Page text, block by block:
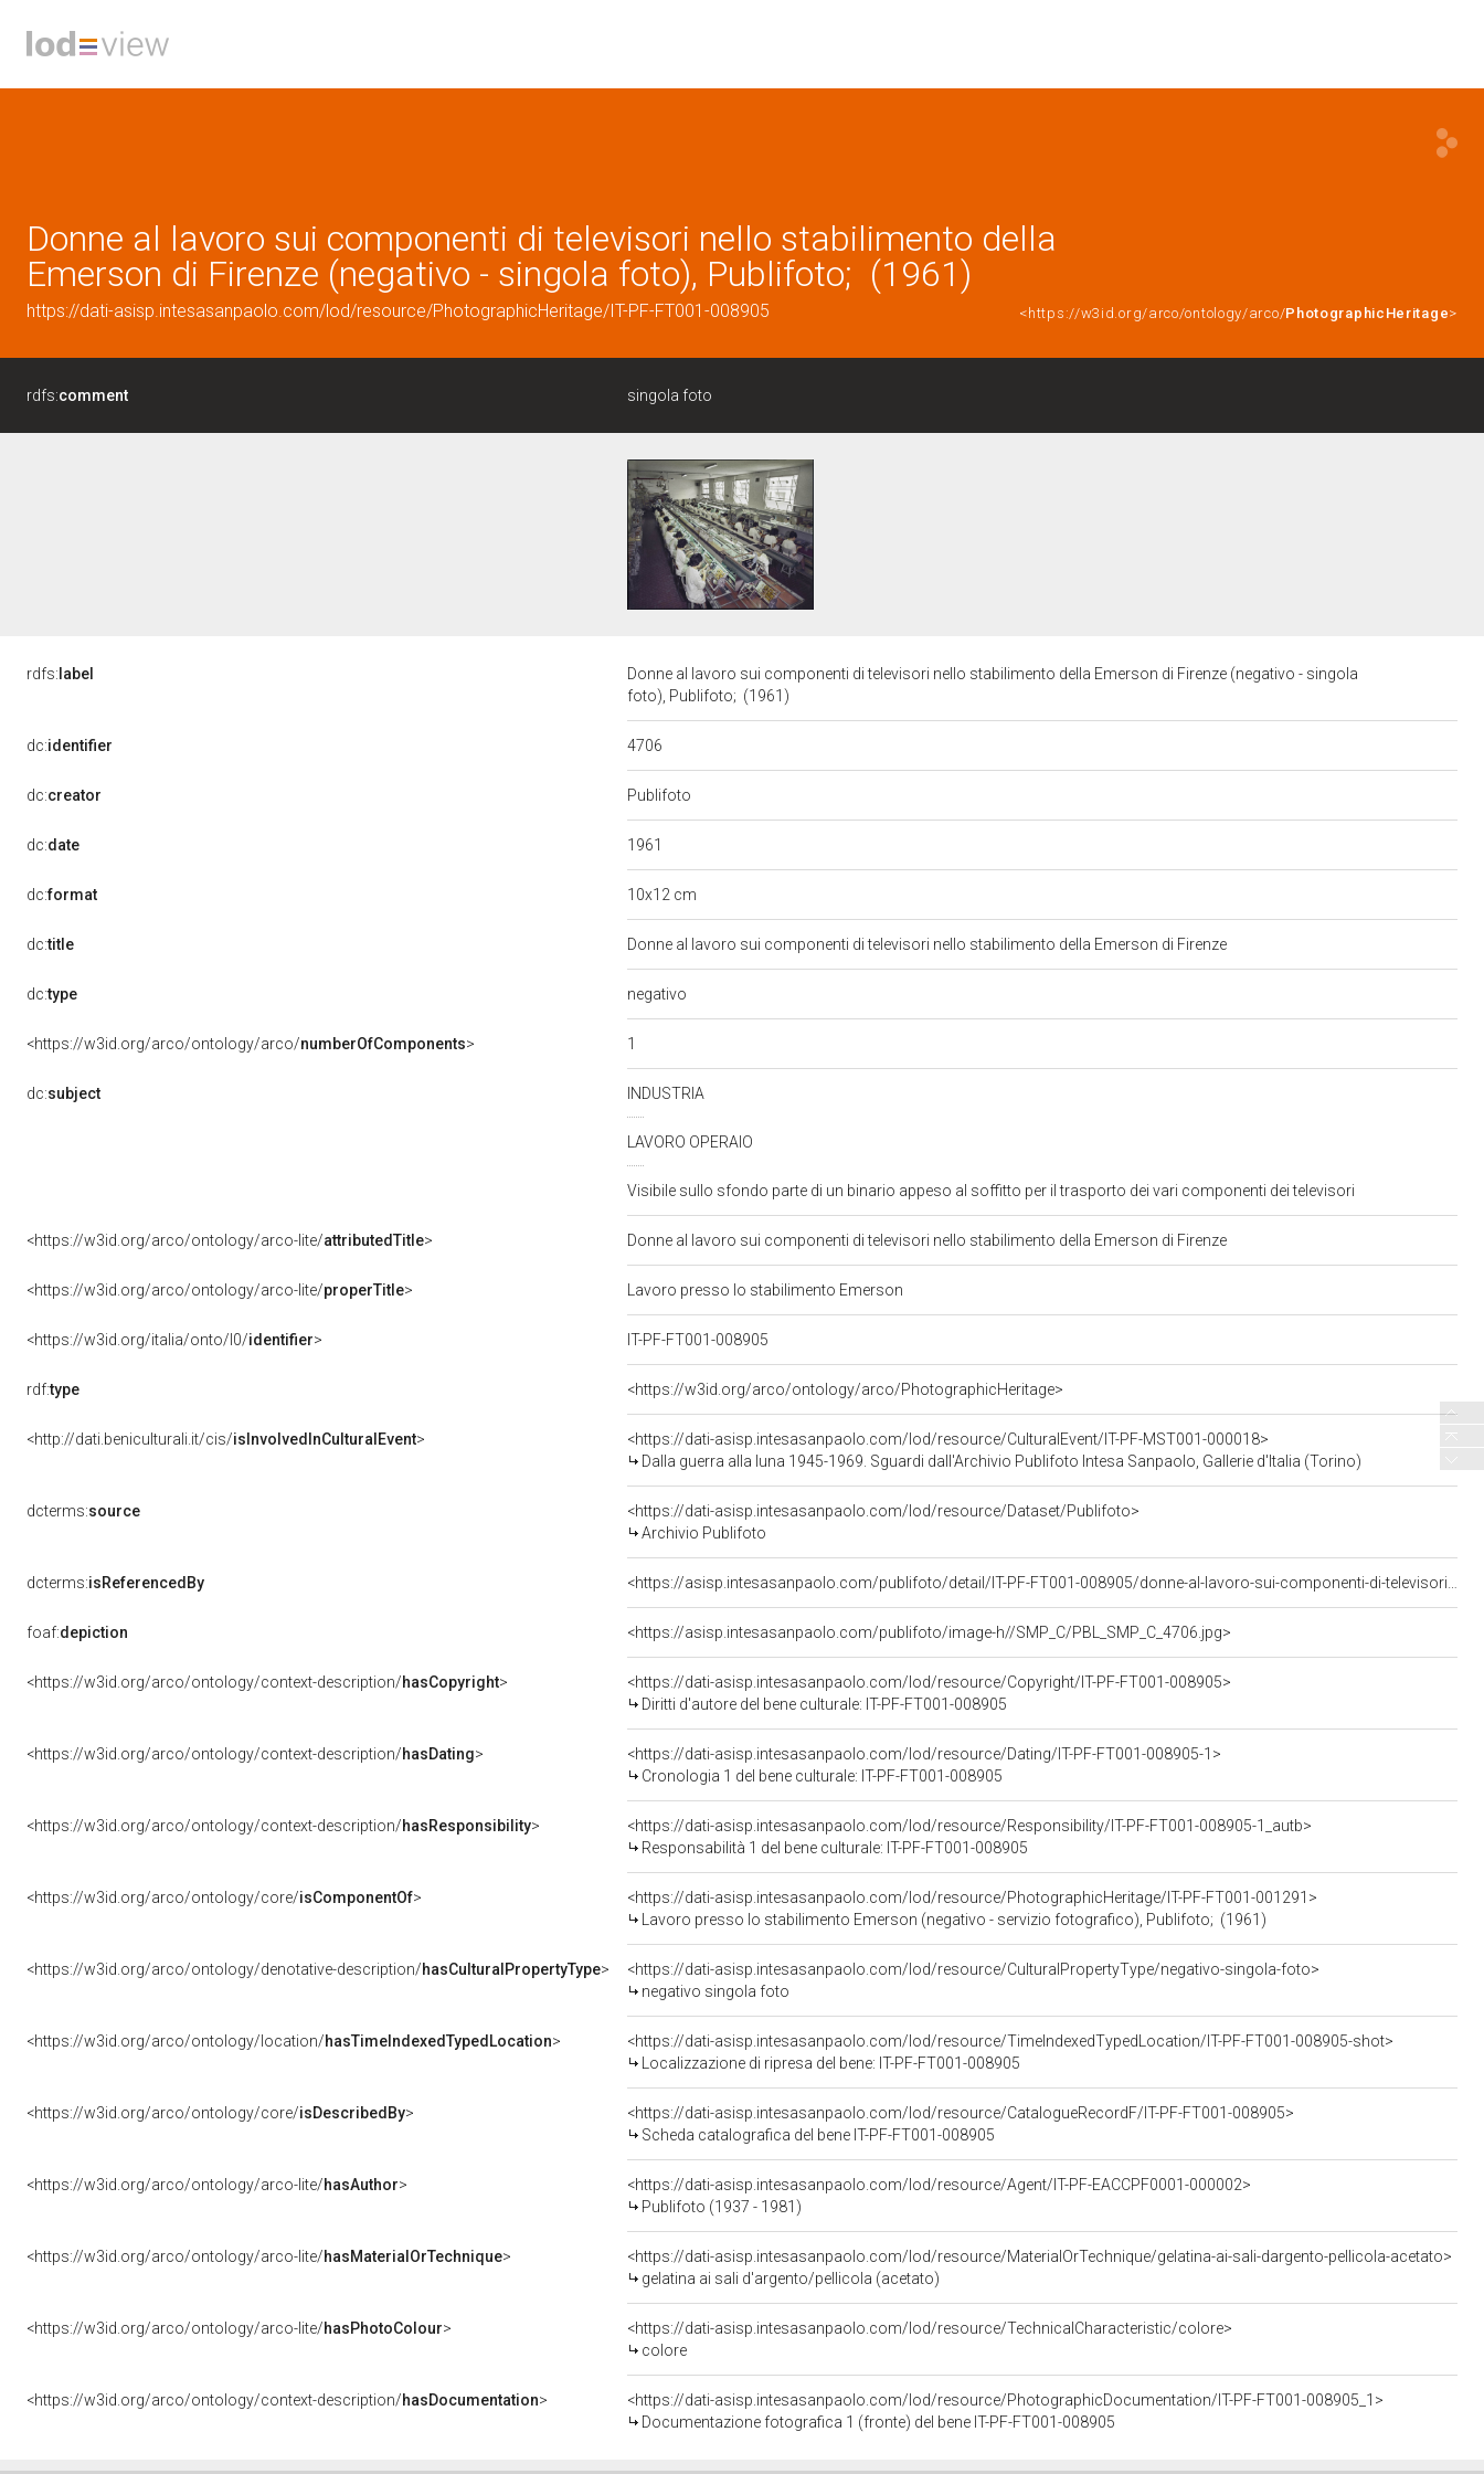
Donne al lavoro sui componenti di televisori nello stabilimento della
Emerson di Firenze (negativo - singola foto), Publifoto; (1961)
https://dati-asisp.intesasanpaolo.com/lod/resource/PhotographicHeritage/IT-PF-FT001-008905 <https://w3id.org/arco/ontology/arco/PhotographicHeritage>
rdfs:comment singola foto
rdfs: label
Donne al lavoro sui componenti di televisori nello stabilimento della Emerson di Firenze (negativo - singola
foto), Publifoto; (1961)
dc:identifier 4706
dc:creator Publifoto
dc:date 1961
dc:format 10x12 cm
dc:title Donne al lavoro sui componenti di televisori nello stabilimento della Emerson di Firenze
dc:type negativo
<https://w3id.org/arco/ontology/arco/numberOfComponents> 1
dc:subject INDUSTRIA
LAVORO OPERAIO
Visibile sullo sfondo parte di un binario appeso al soffitto per il trasporto dei vari componenti dei televisori
<https://w3id.org/arco/ontology/arco-lite/attributedTitle> Donne al lavoro sui componenti di televisori nello stabilimento della Emerson di Firenze
<https://w3id.org/arco/ontology/arco-lite/properTitle> Lavoro presso lo stabilimento Emerson
<https://w3id.org/italia/onto/l0/identifier> IT-PF-FT001-008905
rdf:type <https://w3id.org/arco/ontology/arco/PhotographicHeritage>
<http://dati.beniculturali.it/cis/isInvolvedInCulturalEvent>
<https://dati-asisp.intesasanpaolo.com/lod/resource/CulturalEvent/IT-PF-MST001-000018>
Dalla guerra alla luna 1945-1969. Sguardi dall'Archivio Publifoto Intesa Sanpaolo, Gallerie d'Italia (Torino)
dcterms:source
<https://dati-asisp.intesasanpaolo.com/lod/resource/Dataset/Publifoto>
Archivio Publifoto
dcterms:isReferencedBy
foaf:depiction <https://asisp.intesasanpaolo.com/publifoto/image-h//SMP_C/PBL_SMP_C_4706.jpg>
<https://w3id.org/arco/ontology/context-description/hasCopyright>
<https://dati-asisp.intesasanpaolo.com/lod/resource/Copyright/IT-PF-FT001-008905>
Diritti d'autore del bene culturale: IT-PF-FT001-008905
<https://w3id.org/arco/ontology/context-description/hasDating>
<https://dati-asisp.intesasanpaolo.com/lod/resource/Dating/IT-PF-FT001-008905-1>
Cronologia 1 del bene culturale: IT-PF-FT001-008905
<https://w3id.org/arco/ontology/context-description/hasResponsibility>
<https://dati-asisp.intesasanpaolo.com/lod/resource/Responsibility/IT-PF-FT001-008905-1_autb>
Responsabilità 1 del bene culturale: IT-PF-FT001-008905
<https://w3id.org/arco/ontology/core/isComponentOf>
<https://dati-asisp.intesasanpaolo.com/lod/resource/PhotographicHeritage/IT-PF-FT001-001291>
Lavoro presso lo stabilimento Emerson (negativo - servizio fotografico), Publifoto; (1961)
<https://w3id.org/arco/ontology/denotative-description/hasCulturalPropertyType>
<https://dati-asisp.intesasanpaolo.com/lod/resource/CulturalPropertyType/negativo-singola-foto>
negativo singola foto
<https://w3id.org/arco/ontology/location/hasTimeIndexedTypedLocation>
<https://dati-asisp.intesasanpaolo.com/lod/resource/TimeIndexedTypedLocation/IT-PF-FT001-008905-shot>
Localizzazione di ripresa del bene: IT-PF-FT001-008905
<https://w3id.org/arco/ontology/core/isDescribedBy>
<https://dati-asisp.intesasanpaolo.com/lod/resource/CatalogueRecordF/IT-PF-FT001-008905>
Scheda catalografica del bene IT-PF-FT001-008905
<https://w3id.org/arco/ontology/arco-lite/hasAuthor>
<https://dati-asisp.intesasanpaolo.com/lod/resource/Agent/IT-PF-EACCPF0001-000002>
Publifoto (1937 - 1981)
<https://w3id.org/arco/ontology/arco-lite/hasMaterialOrTechnique>
<https://dati-asisp.intesasanpaolo.com/lod/resource/MaterialOrTechnique/gelatina-ai-sali-dargento-pellicola-acetato>
gelatina ai sali d'argento/pellicola (acetato)
<https://w3id.org/arco/ontology/arco-lite/hasPhotoColour>
<https://dati-asisp.intesasanpaolo.com/lod/resource/TechnicalCharacteristic/colore>
colore
<https://w3id.org/arco/ontology/context-description/hasDocumentation>
<https://dati-asisp.intesasanpaolo.com/lod/resource/PhotographicDocumentation/IT-PF-FT001-008905_1>
Documentazione fotografica 1 (fronte) del bene IT-PF-FT001-008905